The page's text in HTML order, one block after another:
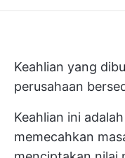
Keahlian yang
perusahaan
Keahlian ini
memecahkan